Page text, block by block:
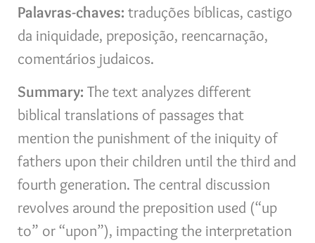
Palavras-chaves: traduções bíblicas, castigo
da iniquidade, preposição, reencarnação,
comentários judaicos.
Summary: The text analyzes different
biblical translations of passages that
mention the punishment of the iniquity of
fathers upon their children until the third and
fourth generation. The central discussion
revolves around the preposition used (“up
to” or “upon”), impacting the interpretation